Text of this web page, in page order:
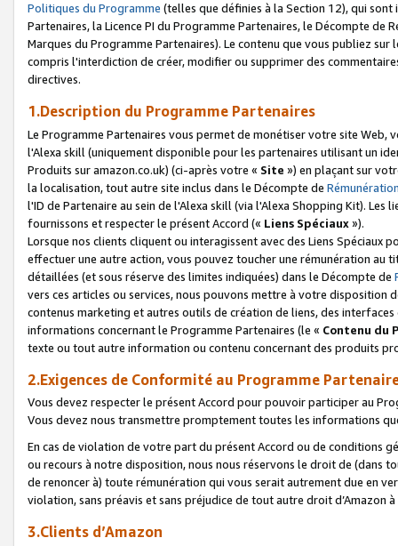
Politiques du Programme (telles que définies à la Section 12), qui
Partenaires, la Licence PI du Programme Partenaires, le Décompte de
Marques du Programme Partenaires). Le contenu que vous publiez
compris l'interdiction de créer, modifier ou supprimer des
directives.
1.Description du Programme Partenaires
Le Programme Partenaires vous permet de monétiser votre site Web,
l'Alexa skill (uniquement disponible pour les partenaires utilisant un
Produits sur amazon.co.uk) (ci-après votre « Site ») en plaçant sur
la localisation, tout autre site inclus dans le Décompte de
l'ID de Partenaire au sein de l'Alexa skill (via l'Alexa Shopping Kit).
fournissons et respecter le présent Accord (« Liens Spéciaux»).
Lorsque nos clients cliquent ou interagissent avec des Liens Spéciaux
effectuer une autre action, vous pouvez toucher une rémunération
détaillées (et sous réserve des limites indiquées) dans le Décompte de
vers ces articles ou services, nous pouvons mettre à votre disposition
contenus marketing et autres outils de création de liens, des
informations concernant le Programme Partenaires (le « Contenu du
texte ou tout autre information ou contenu concernant des produits
2.Exigences de Conformité au Programme
Vous devez respecter le présent Accord pour pouvoir participer au
Vous devez nous transmettre promptement toutes les informations
En cas de violation de votre part du présent Accord ou de conditions
ou recours à notre disposition, nous nous réservons le droit de (dans
de renoncer à) toute rémunération qui vous serait autrement due en
violation, sans préavis et sans préjudice de tout autre droit
3.Clients d’Amazon